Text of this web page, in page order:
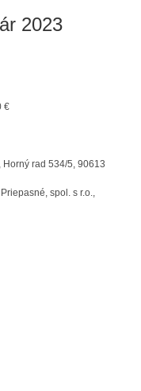
2023
€
Horný rad 534/5, 90613
spol. s r.o.,